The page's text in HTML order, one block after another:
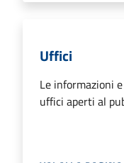
Uffici
Le informazioni
uffici aperti al